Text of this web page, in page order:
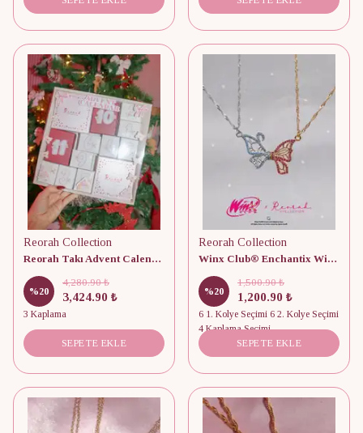
Reorah Collection
Reorah Takı Advent Calendar 12 Adet
%20
4,280.90 ₺
3,424.90 ₺
3 Kaplama
SEPETE EKLE
Reorah Collection
Winx Club® Enchantix Wings Mıknatıslı Arkadaşlık Kolyesi
%20
1,500.90 ₺
1,200.90 ₺
6 1. Kolye Seçimi 6 2. Kolye Seçimi
4 Kaplama Seçimi
SEPETE EKLE